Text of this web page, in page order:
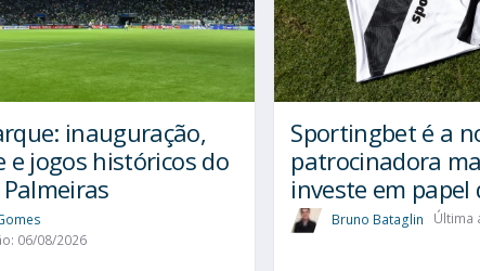
inauguração,
e jogos históricos do
06/08/2026
Sportingbet é a
patrocinadora
investe em papel
Bruno Bataglin Última